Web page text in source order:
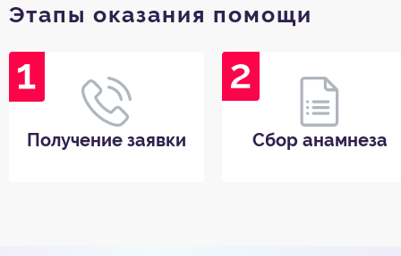
Этапы оказания помощи
Получение заявки Сбор анамнеза